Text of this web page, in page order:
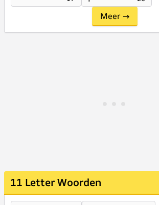
Meer →
11 Letter Woorden